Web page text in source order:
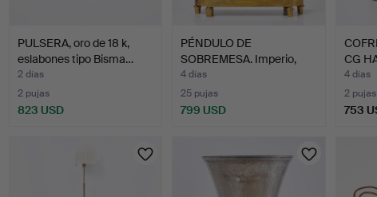
PULSERA, oro de 18 k,
eslabones tipo Bisma…
2 días
2 pujas
823 USD
PÉNDULO DE
SOBREMESA. Imperio,
bronce dora…
4 días
25 pujas
799 USD
CG
4 días
2 pujas
753